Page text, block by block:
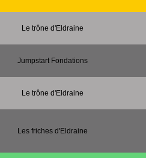
Le trône d'Eldraine
Jumpstart Fondations
Le trône d'Eldraine
Les friches d'Eldraine